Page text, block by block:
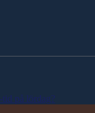
på lördag?